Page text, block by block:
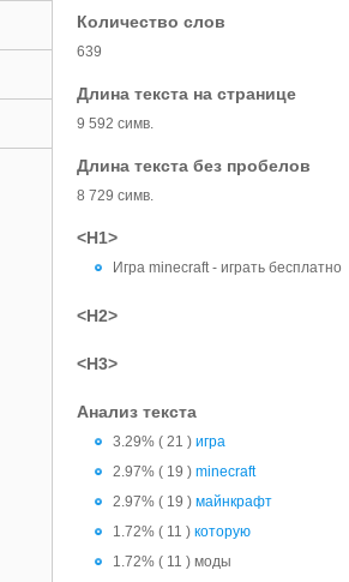
Количество слов
639
Длина текста на странице
9 592 симв.
Длина текста без пробелов
8 729 симв.
<H1>
Игра minecraft - играть бесплатно
<H2>
<H3>
Анализ текста
3.29% ( 21 ) игра
2.97% ( 19 ) minecraft
2.97% ( 19 ) майнкрафт
1.72% ( 11 ) которую
1.72% ( 11 ) моды